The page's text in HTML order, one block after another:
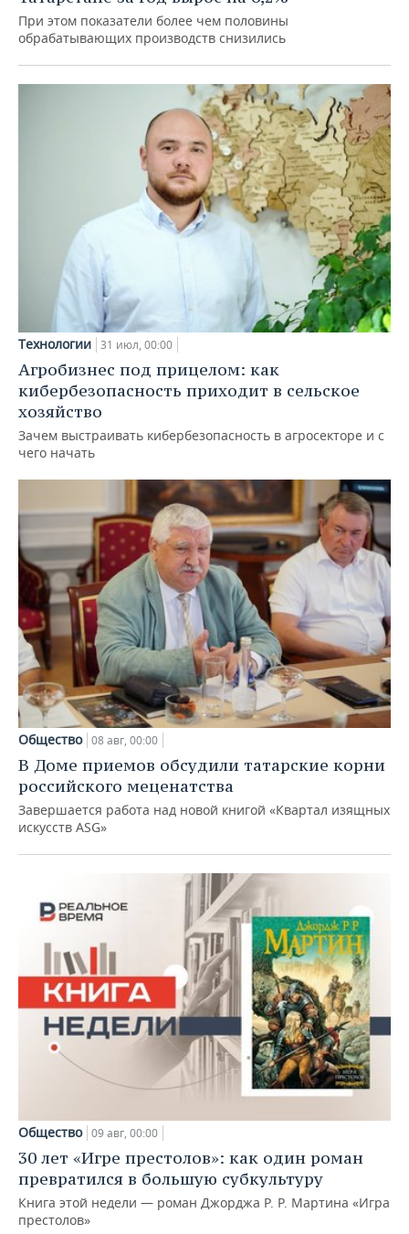
При этом показатели более чем половины
обрабатывающих производств снизились
Технологии 31 июл, 00:00
Агробизнес под прицелом: как
кибербезопасность приходит в сельское
хозяйство
Зачем выстраивать кибербезопасность в агросекторе и с
чего начать
Общество 08 авг, 00:00
В Доме приемов обсудили татарские корни
российского меценатства
Завершается работа над новой книгой «Квартал изящных
искусств ASG»
Общество 09 авг, 00:00
30 лет «Игре престолов»: как один роман
превратился в большую субкультуру
Книга этой недели — роман Джорджа Р. Р. Мартина «Игра
престолов»